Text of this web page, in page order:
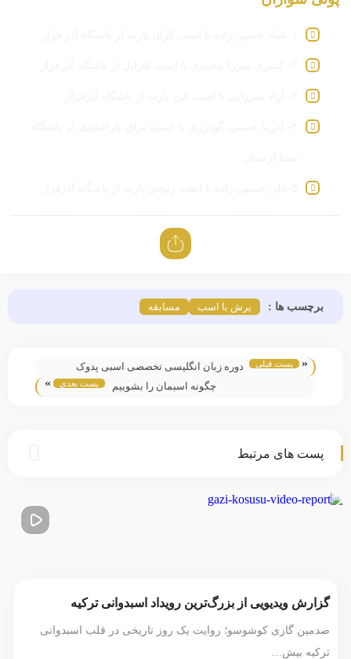
برچسب ها : پرش با اسب مسابقه
« پست قبلی
دوره زبان انگلیسی تخصصی اسبی پدوک
چگونه اسبمان را بشوییم
پست بعدی »
پست های مرتبط
گزارش ویدیویی از بزرگ‌ترین رویداد اسبدوانی ترکیه
صدمین گازی کوشوسو؛ روایت یک روز تاریخی در قلب اسبدوانی
ترکیه بیش…